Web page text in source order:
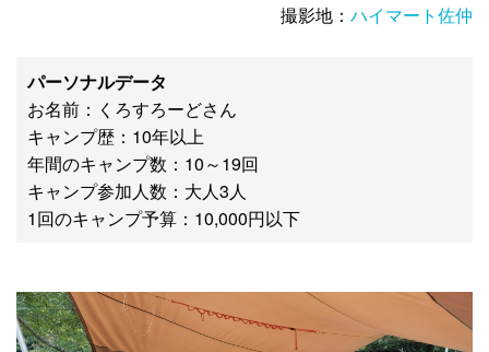
撮影地： ハイマート佐仲
パーソナルデータ
お名前：くろすろーどさん
キャンプ歴：10年以上
年間のキャンプ数：10～19回
キャンプ参加人数：大人3人
1回のキャンプ予算：10,000円以下